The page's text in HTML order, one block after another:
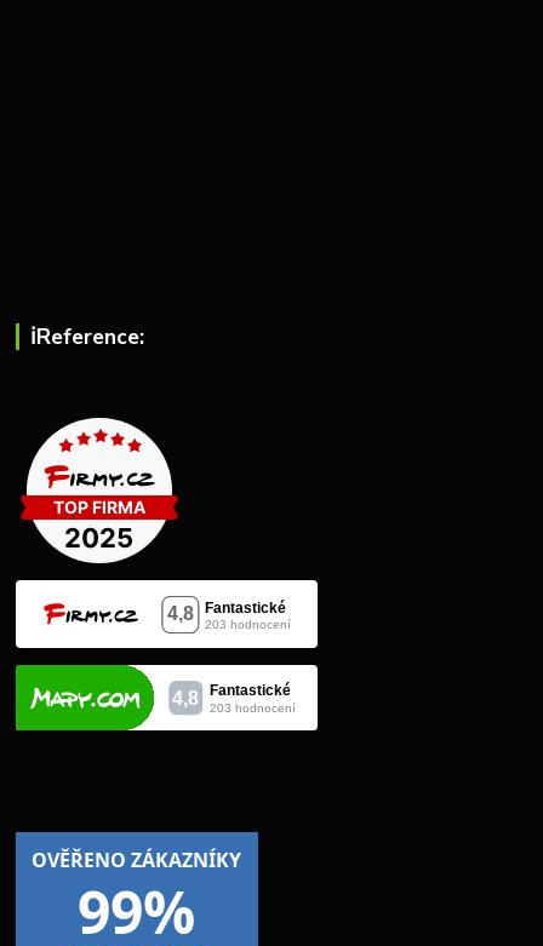
ℹ︎Reference: